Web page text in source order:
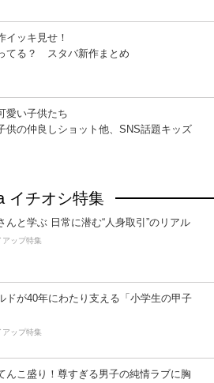
イッキ見せ！
てる？ スタバ新作まとめ
愛い子供たち
供の仲良しショット他、SNS話題キッズ
イチオシ特集
んと学ぶ 日常に潜む“人身取引”のリアル
アップ特集
ドが40年にわたり支える「小学生の甲子
アップ特集
んこ盛り！尊すぎる男子の純情ラブに胸